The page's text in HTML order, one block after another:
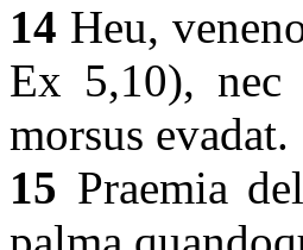
14 Heu,
Ex 5,10), nec
morsus evadat.
15 Praemia